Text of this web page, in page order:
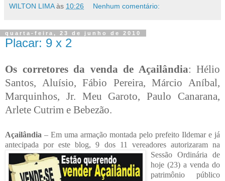
WILTON LIMA às 10:26 Nenhum comentário:
quarta-feira, 23 de junho de 2010
Placar: 9 x 2
Os corretores da venda de Açailândia: Hélio
Santos, Aluísio, Fábio Pereira, Márcio Aníbal,
Marquinhos, Jr. Meu Garoto, Paulo Canarana,
Arlete Cutrim e Bebezão.
Açailândia – Em uma armação montada pelo prefeito Ildemar e já
antecipada por este blog, 9 dos 11 vereadores autorizaram na
Sessão Ordinária de
hoje (23) a venda do
patrimônio público